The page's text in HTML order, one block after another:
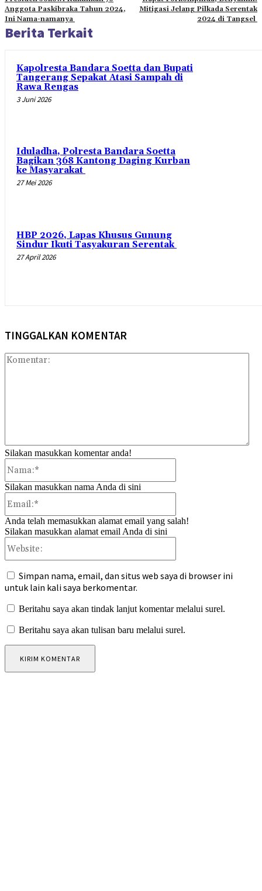
Anggota Paskibraka Tahun 2024,
Ini Nama-namanya
Mitigasi Jelang Pilkada Serentak
2024 di Tangsel
Berita Terkait
Kapolresta Bandara Soetta dan Bupati
Tangerang Sepakat Atasi Sampah di
Rawa Rengas
3 Juni 2026
Iduladha, Polresta Bandara Soetta
Bagikan 368 Kantong Daging Kurban
ke Masyarakat
27 Mei 2026
HBP 2026, Lapas Khusus Gunung
Sindur Ikuti Tasyakuran Serentak
27 April 2026
TINGGALKAN KOMENTAR
Silakan masukkan komentar anda!
Silakan masukkan nama Anda di sini
Anda telah memasukkan alamat email yang salah!
Silakan masukkan alamat email Anda di sini
Simpan nama, email, dan situs web saya di browser ini
untuk lain kali saya berkomentar.
Beritahu saya akan tindak lanjut komentar melalui surel.
Beritahu saya akan tulisan baru melalui surel.